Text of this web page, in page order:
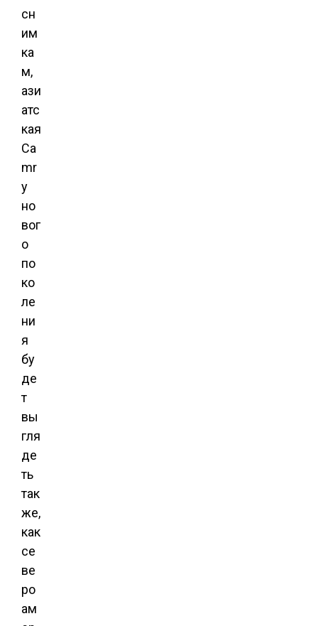
сн
им
ка
м,
ази
атс
кая
Ca
mr
y
но
вог
о
по
ко
ле
ни
я
бу
де
т
вы
гля
де
ть
так
же,
как
се
ве
ро
ам